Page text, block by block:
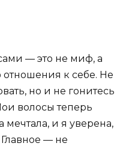
— это не миф, а
отношения к себе. Не
но и не гонитесь
волосы теперь
мечтала, и я уверена,
Главное — не